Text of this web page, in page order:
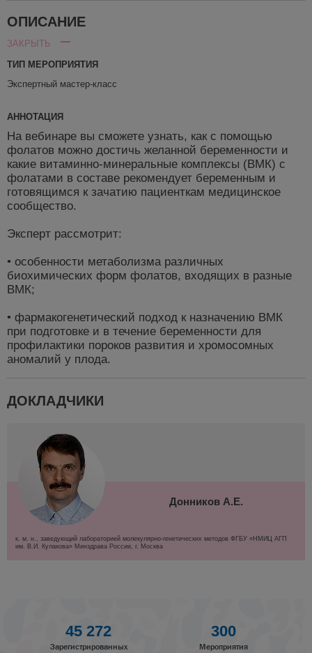
ОПИСАНИЕ
ЗАКРЫТЬ
ТИП МЕРОПРИЯТИЯ
Экспертный мастер-класс
АННОТАЦИЯ
На вебинаре вы сможете узнать, как с помощью
фолатов можно достичь желанной беременности и
какие витаминно-минеральные комплексы (ВМК) с
фолатами в составе рекомендует беременным и
готовящимся к зачатию пациенткам медицинское
сообщество.
Эксперт рассмотрит:
• особенности метаболизма различных
биохимических форм фолатов, входящих в разные
ВМК;
• фармакогенетический подход к назначению ВМК
при подготовке и в течение беременности для
профилактики пороков развития и хромосомных
аномалий у плода.
ДОКЛАДЧИКИ
Донников А.Е.
к. м. н., заведующий лабораторией молекулярно-генетических методов ФГБУ «НМИЦ АГП
им. В.И. Кулакова» Минздрава России, г. Москва
45 272
Зарегистрированных
300
Мероприятия